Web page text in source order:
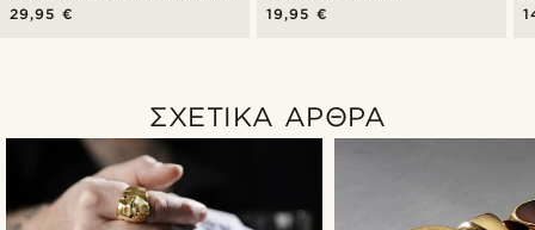
29,95 € 19,95 €
ΣΧΕΤΙΚΑ ΑΡΘΡΑ